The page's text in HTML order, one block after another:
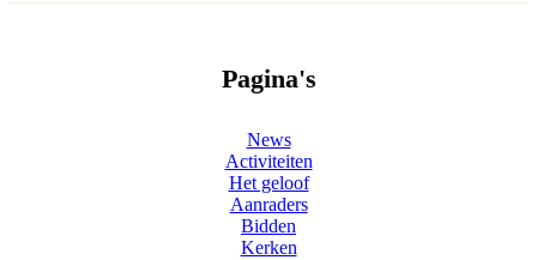
Pagina's
News
Activiteiten
Het geloof
Aanraders
Bidden
Kerken